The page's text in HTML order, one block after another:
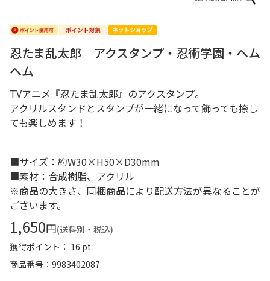
忍たま乱太郎 アクスタンプ・忍術学園・ヘム
ヘム
TVアニメ『忍たま乱太郎』のアクスタンプ。
アクリルスタンドとスタンプが一緒になって飾っても捺し
ても楽しめます！
■サイズ：約W30×H50×D30mm
■素材：合成樹脂、アクリル
※商品の大きさ、同梱商品により配送方法が異なることが
ございます。
1,650円(送料別・税込)
獲得ポイント： 16 pt
商品番号
9983402087